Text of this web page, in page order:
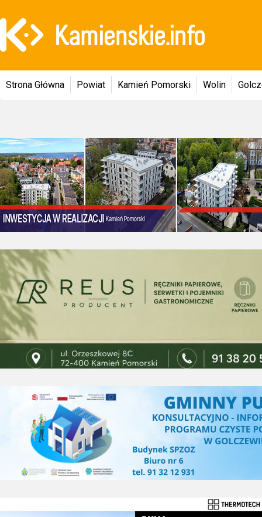
Strona Główna Powiat Kamień Pomorski Wolin